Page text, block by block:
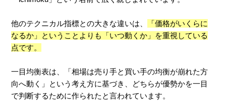
他のテクニカル指標との大きな違いは、
「価格がいくらに
なるか」ということよりも「いつ動くか」を重視している
点です。
一目均衡表は、「相場は売り手と買い手の均衡が崩れた方
向へ動く」という考え方に基づき、どちらが優勢かを一目
で判断するために作られたと言われています。